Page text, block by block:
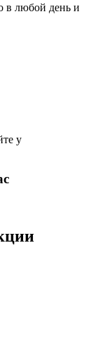
в любой день и
у